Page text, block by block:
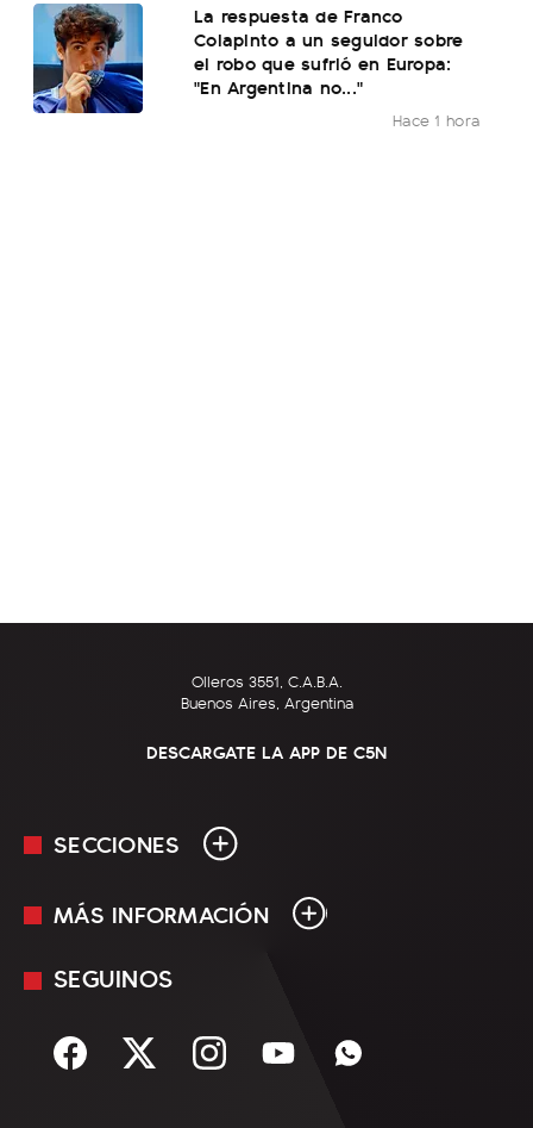
La respuesta de Franco
Colapinto a un seguidor sobre
el robo que sufrió en Europa:
"En Argentina no..."
Hace 1 hora
Olleros 3551, C.A.B.A.
Buenos Aires, Argentina
DESCARGATE LA APP DE C5N
SECCIONES
En Vivo
Sociedad
MÁS INFORMACIÓN
Mediakit
Términos y condiciones
SEGUINOS